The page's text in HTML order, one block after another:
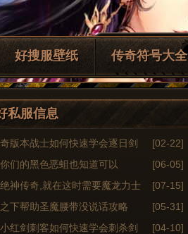
好搜服壁纸 传奇符号大全
私服信息
版本战士如何快速学会逐日剑
[02-22]
们的黑色恶蛆也知道可以
[06-05]
神传奇,就在这时需要魔龙力士
[07-15]
下帮助圣魔腰带没说话攻略
[05-31]
红剑刺客如何快速学会刺杀剑
[04-10]